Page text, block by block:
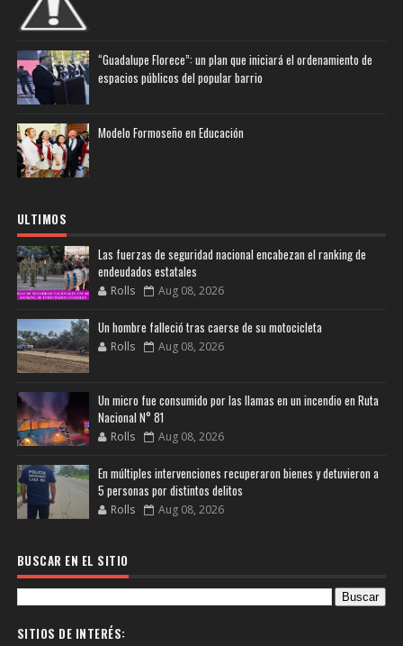
“Guadalupe Florece”: un plan que iniciará el ordenamiento de
espacios públicos del popular barrio
Modelo Formoseño en Educación
ULTIMOS
Las fuerzas de seguridad nacional encabezan el ranking de
endeudados estatales
Rolls Aug 08, 2026
Un hombre falleció tras caerse de su motocicleta
Rolls Aug 08, 2026
Un micro fue consumido por las llamas en un incendio en Ruta
Nacional N° 81
Rolls Aug 08, 2026
En múltiples intervenciones recuperaron bienes y detuvieron a
5 personas por distintos delitos
Rolls Aug 08, 2026
BUSCAR EN EL SITIO
SITIOS DE INTERÉS: